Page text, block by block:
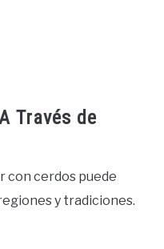
Través de
con cerdos puede
y tradiciones.